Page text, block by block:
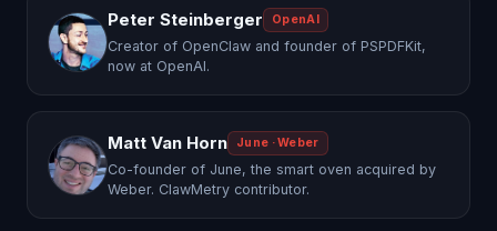
Peter Steinberger OpenAI
Creator of OpenClaw and founder of PSPDFKit,
now at OpenAI.
Matt Van Horn June · Weber
Co-founder of June, the smart oven acquired by
Weber. ClawMetry contributor.